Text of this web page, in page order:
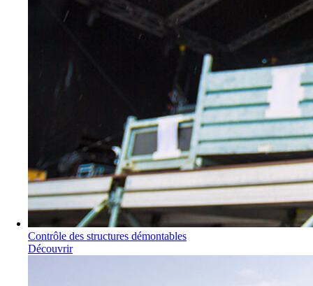
Contrôle des structures démontables
Découvrir